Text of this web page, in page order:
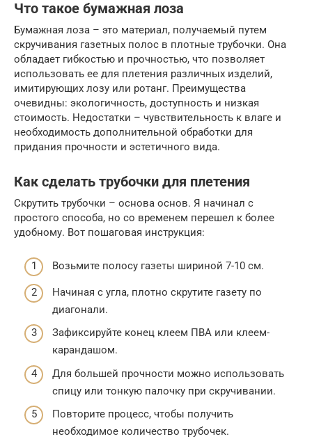
Что такое бумажная лоза
Бумажная лоза – это материал, получаемый путем
скручивания газетных полос в плотные трубочки. Она
обладает гибкостью и прочностью, что позволяет
использовать ее для плетения различных изделий,
имитирующих лозу или ротанг. Преимущества
очевидны: экологичность, доступность и низкая
стоимость. Недостатки – чувствительность к влаге и
необходимость дополнительной обработки для
придания прочности и эстетичного вида.
Как сделать трубочки для плетения
Скрутить трубочки – основа основ. Я начинал с
простого способа, но со временем перешел к более
удобному. Вот пошаговая инструкция:
Возьмите полосу газеты шириной 7-10 см.
Начиная с угла, плотно скрутите газету по
диагонали.
Зафиксируйте конец клеем ПВА или клеем-
карандашом.
Для большей прочности можно использовать
спицу или тонкую палочку при скручивании.
Повторите процесс, чтобы получить
необходимое количество трубочек.